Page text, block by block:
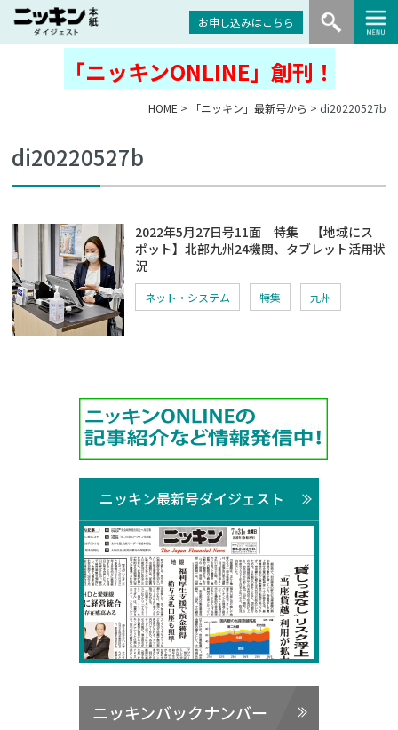
お申し込みはこちら
「ニッキンONLINE」創刊！
HOME > 「ニッキン」最新号から > di20220527b
di20220527b
2022年5月27日号11面 特集 【地域にス
ポット】北部九州24機関、タブレット活用状
況
ネット・システム 特集 九州
ニッキン最新号ダイジェスト
ニッキンバックナンバー